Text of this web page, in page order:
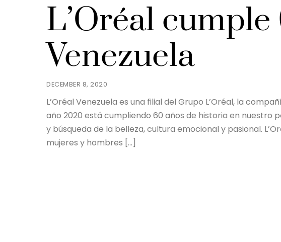
DECEMBER 8, 2020
L’Oréal
Venezuela
L’Oréal Venezuela es una filial del Grupo L’Oréal, la
año 2020 está cumpliendo 60 años de historia en nuestro
y búsqueda de la belleza, cultura emocional y pasional.
mujeres y hombres […]